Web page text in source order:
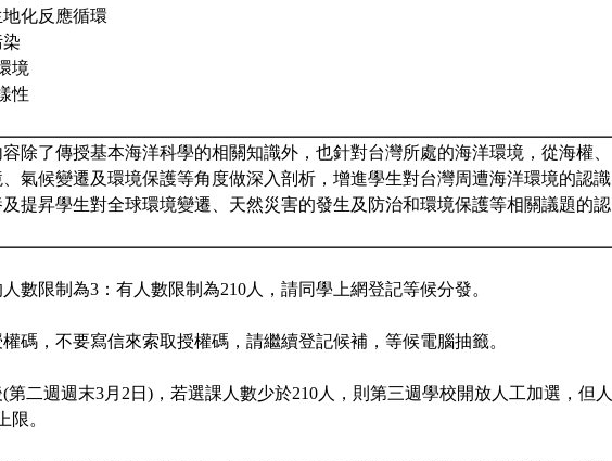
化反應循環
境
性
除了傳授基本海洋科學的相關知識外，也針對台灣所處的海洋環境，從海權、
氣候變遷及環境保護等角度做深入剖析，增進學生對台灣周遭海洋環境的認識
提昇學生對全球環境變遷、天然災害的發生及防治和環境保護等相關議題的認
數限制為3：有人數限制為210人，請同學上網登記等候分發。
碼，不要寫信來索取授權碼，請繼續登記候補，等候電腦抽籤。
第二週週末3月2日)，若選課人數少於210人，則第三週學校開放人工加選，但人
限。